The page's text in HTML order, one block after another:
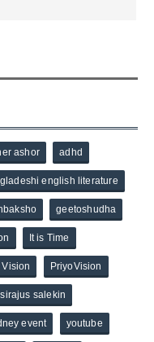
ashor adhd
english literature
geetoshudha
It is Time
Vision PriyoVision
sirajus salekin
event youtube